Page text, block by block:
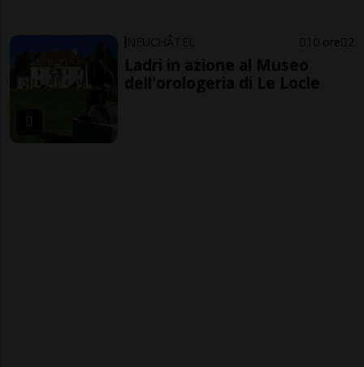
NEUCHÂTEL 10 ore 2
Ladri in azione al Museo
dell'orologeria di Le Locle